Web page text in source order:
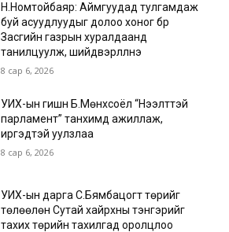
Н.Номтойбаяр: Аймгуудад тулгамдаж
буй асуудлуудыг долоо хоног бүр
Засгийн газрын хуралдаанд
танилцуулж, шийдвэрлүүлнэ
8 сар 6, 2026
УИХ-ын гишүүн Б.Мөнхсоёл “Нээлттэй
парламент” танхимд ажиллаж,
иргэдтэй уулзлаа
8 сар 6, 2026
УИХ-ын дарга С.Бямбацогт төрийг
төлөөлөн Сутай хайрхны тэнгэрийг
тахих төрийн тахилгад оролцлоо